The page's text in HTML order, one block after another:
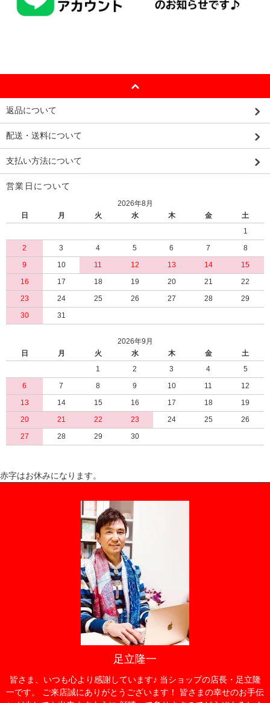
返品について
配送・送料について
支払い方法について
営業日について
2026年8月
日
月 火 水 木 金
土
1
2
3 4 5 6 7
8
9
10 11 12 13 14
15
16
17 18 19 20 21
22
23
24 25 26 27 28
29
30
31
2026年9月
日
月 火 水 木 金
土
1
2 3 4
5
6
7 8 9 10 11
12
13
14 15 16 17 18
19
20
21 22 23 24 25
26
27
28 29 30
赤字はお休みになります。
足立隆一
皆さま、いつも心より感謝しています♪ 当ショップの店長・足立隆
一です。 ご来店誠にありがとうございます！ 皆さまの幸せのお手伝